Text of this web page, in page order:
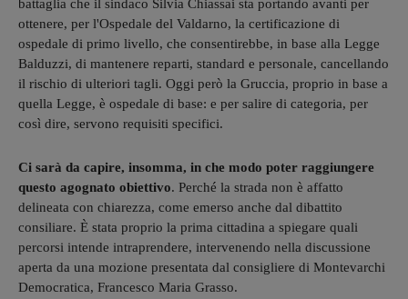
battaglia che il sindaco Silvia Chiassai sta portando avanti per
ottenere, per l'Ospedale del Valdarno, la certificazione di
ospedale di primo livello, che consentirebbe, in base alla Legge
Balduzzi, di mantenere reparti, standard e personale, cancellando
il rischio di ulteriori tagli. Oggi però la Gruccia, proprio in base a
quella Legge, è ospedale di base: e per salire di categoria, per
così dire, servono requisiti specifici.
Ci sarà da capire, insomma, in che modo poter raggiungere
questo agognato obiettivo. Perché la strada non è affatto
delineata con chiarezza, come emerso anche dal dibattito
consiliare. È stata proprio la prima cittadina a spiegare quali
percorsi intende intraprendere, intervenendo nella discussione
aperta da una mozione presentata dal consigliere di Montevarchi
Democratica, Francesco Maria Grasso.